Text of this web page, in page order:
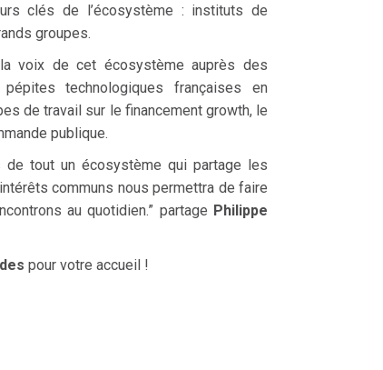
clés de l’écosystème : instituts de
groupes.
voix de cet écosystème auprès des
technologiques françaises en
de travail sur le financement growth, le
publique.
de tout un écosystème qui partage les
communs nous permettra de faire
au quotidien.” partage Philippe
pour votre accueil !